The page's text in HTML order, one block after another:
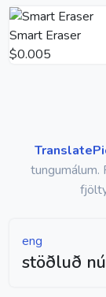
Smart Eraser
$0.005
tungumálum.
eng
stöðluð